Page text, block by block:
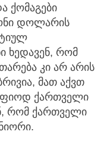
ქომაგები
დოლარის
ხედავენ, რომ
კი არ არის
მათ აქვთ
ქართველი
რომ ქართველი